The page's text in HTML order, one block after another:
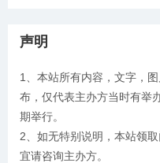
声明
1、本站所有内容，文字，
布，仅代表主办方当时有举
期举行。
2、如无特别说明，本站领
宜请咨询主办方。